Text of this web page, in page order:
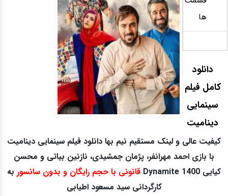
ها
دانلود
کامل فیلم
سینمایی
دینامیت
کیفیت عالی و لینک مستقیم نیم بها دانلود فیلم سینمایی دینامیت
با بازی احمد مهرانفر، پژمان جمشیدی، نازنین بیاتی و محسن
کیایی Dynamite 1400
قانونی با حجم رایگان و بدون سانسور به
کارگردانیسید مسعود اطیابی